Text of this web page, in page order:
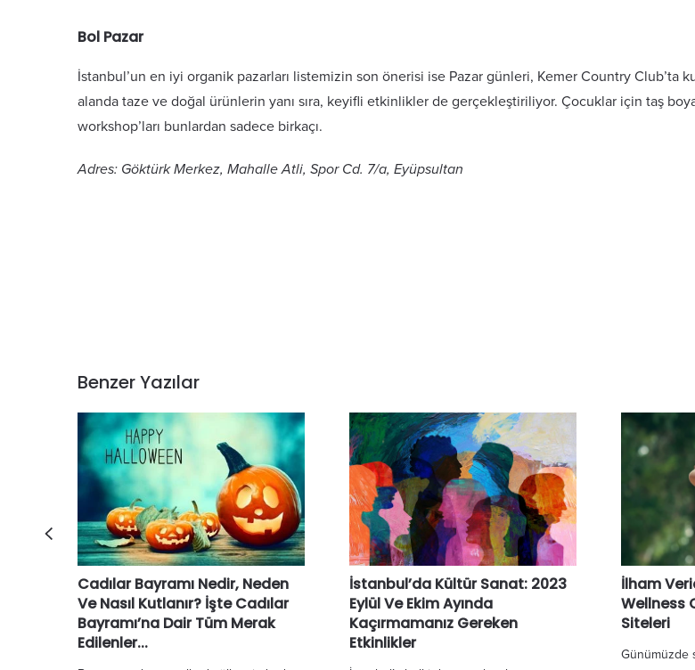
Bol Pazar
İstanbul’un en iyi organik pazarları listemizin son önerisi ise Pazar günleri, Kemer Country Club’ta
alanda taze ve doğal ürünlerin yanı sıra, keyifli etkinlikler de gerçekleştiriliyor. Çocuklar için taş
workshop’ları bunlardan sadece birkaçı.
Adres: Göktürk Merkez, Mahalle Atli, Spor Cd. 7/a, Eyüpsultan
Benzer Yazılar
Cadılar Bayramı Nedir, Neden
Ve Nasıl Kutlanır? İşte Cadılar
Bayramı’na Dair Tüm Merak
Edilenler...
İstanbul’da Kültür Sanat: 2023
Eylül Ve Ekim Ayında
Kaçırmamanız Gereken
Etkinlikler
İlham
Wellness
Siteleri
Günümüzde